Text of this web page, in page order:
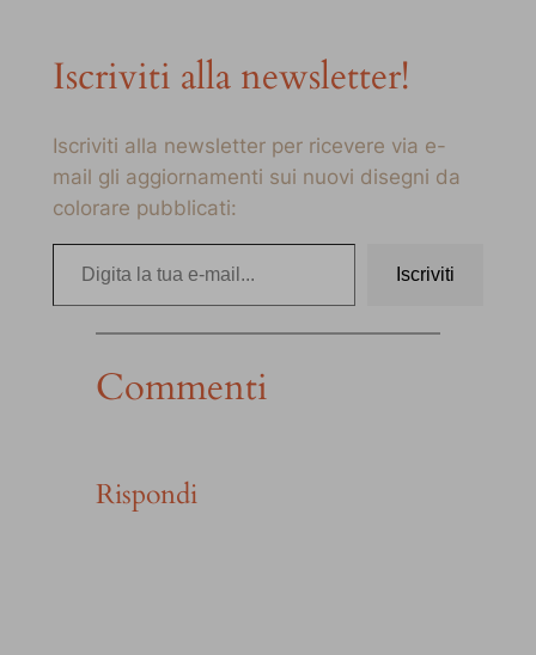
Iscriviti alla newsletter!
Iscriviti alla newsletter per ricevere via e-
mail gli aggiornamenti sui nuovi disegni da
colorare pubblicati:
Digita la tua e-mail…
Iscriviti
Commenti
Rispondi